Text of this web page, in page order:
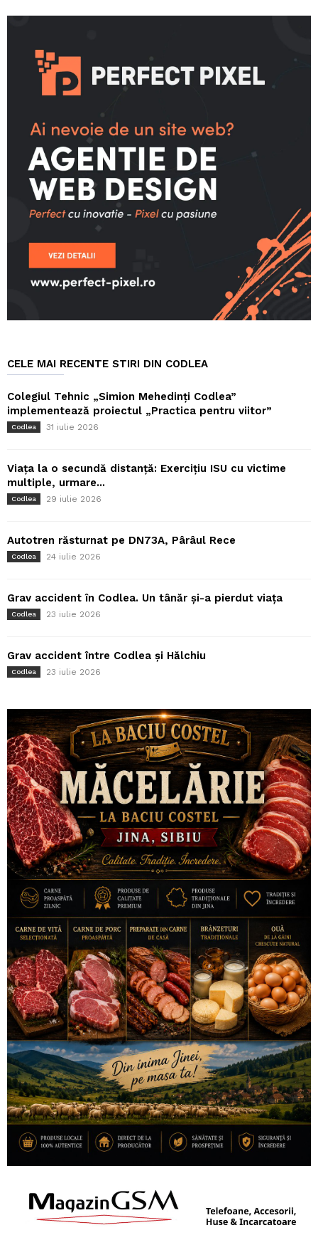
CELE MAI RECENTE STIRI DIN CODLEA
Colegiul Tehnic „Simion Mehedinți Codlea”
implementează proiectul „Practica pentru viitor”
Codlea 31 iulie 2026
Viața la o secundă distanță: Exercițiu ISU cu victime
multiple, urmare...
Codlea 29 iulie 2026
Autotren răsturnat pe DN73A, Pârâul Rece
Codlea 24 iulie 2026
Grav accident în Codlea. Un tânăr și-a pierdut viața
Codlea 23 iulie 2026
Grav accident între Codlea și Hălchiu
Codlea 23 iulie 2026